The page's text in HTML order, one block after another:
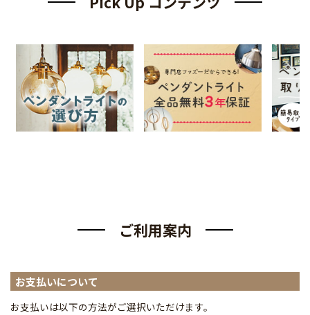
ご利用案内
お支払いについて
お支払いは以下の方法がご選択いただけます。